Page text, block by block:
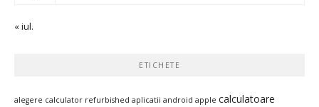
« iul.
ETICHETE
alegere calculator refurbished aplicatii android apple calculatoare